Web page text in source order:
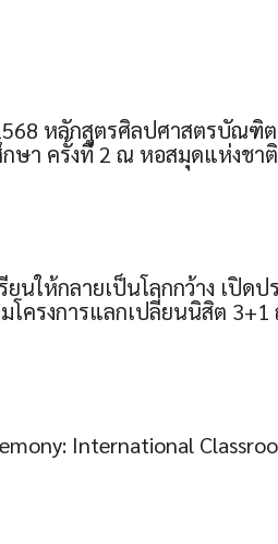
หลักสูตรศิลปศาสตรบัณฑิต
ษา ครั้งที่ 2 ณ หอสมุดแห่งชา
ยนให้กลายเป็นโลกกว้าง เปิ
โครงการแลกเปลี่ยนนิสิต
International